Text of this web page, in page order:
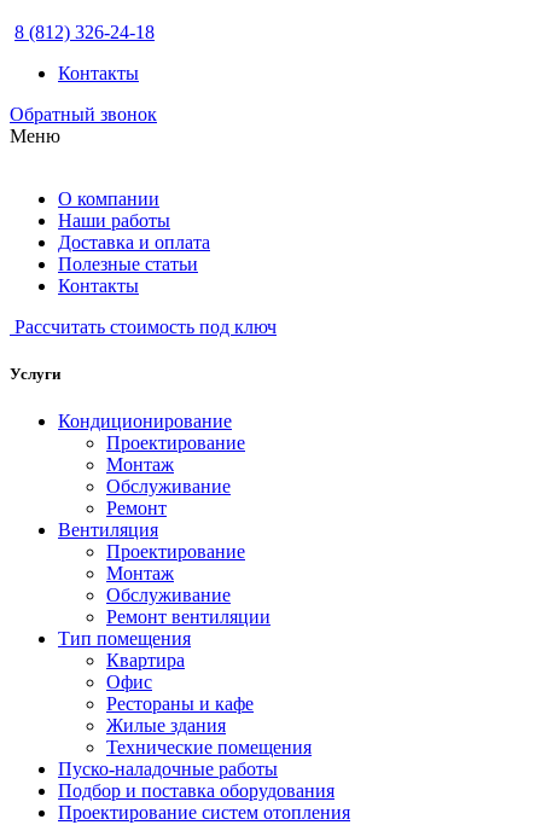
8 (812) 326-24-18
Контакты
Обратный звонок
Меню
О компании
Наши работы
Доставка и оплата
Полезные статьи
Контакты
Рассчитать стоимость под ключ
Услуги
Кондиционирование
Проектирование
Монтаж
Обслуживание
Ремонт
Вентиляция
Проектирование
Монтаж
Обслуживание
Ремонт вентиляции
Тип помещения
Квартира
Офис
Рестораны и кафе
Жилые здания
Технические помещения
Пуско-наладочные работы
Подбор и поставка оборудования
Проектирование систем отопления